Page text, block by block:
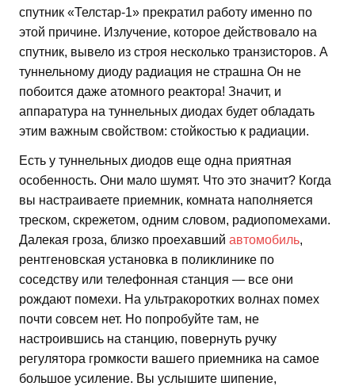
спутник «Телстар-1» прекратил работу именно по
этой причине. Излучение, которое действовало на
спутник, вывело из строя несколько транзисторов. А
туннельному диоду радиация не страшна Он не
побоится даже атомного реактора! Значит, и
аппаратура на туннельных диодах будет обладать
этим важным свойством: стойкостью к радиации.
Есть у туннельных диодов еще одна приятная
особенность. Они мало шумят. Что это значит? Когда
вы настраиваете приемник, комната наполняется
треском, скрежетом, одним словом, радиопомехами.
Далекая гроза, близко проехавший автомобиль,
рентгеновская установка в поликлинике по
соседству или телефонная станция — все они
рождают помехи. На ультракоротких волнах помех
почти совсем нет. Но попробуйте там, не
настроившись на станцию, повернуть ручку
регулятора громкости вашего приемника на самое
большое усиление. Вы услышите шипение,